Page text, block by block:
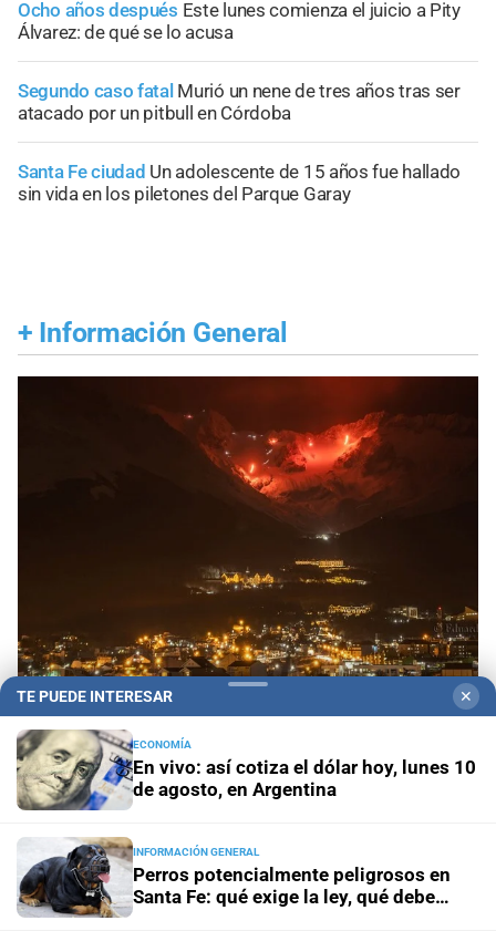
Ocho años después Este lunes comienza el juicio a Pity
Álvarez: de qué se lo acusa
Segundo caso fatal Murió un nene de tres años tras ser
atacado por un pitbull en Córdoba
Santa Fe ciudad Un adolescente de 15 años fue hallado
sin vida en los piletones del Parque Garay
+ Información General
Invierno fueguino Ushuaia se iluminó con más de
100 antorchas en una tradicional bajada por el
cerro Martial
en Santa Fe: qué exige la ley, qué debe hacer el dueño y
cómo actuar ante un ataque
TE PUEDE INTERESAR ✕
ECONOMÍA
En vivo: así cotiza el dólar hoy, lunes 10
de agosto, en Argentina
INFORMACIÓN GENERAL
Perros potencialmente peligrosos en
Santa Fe: qué exige la ley, qué debe